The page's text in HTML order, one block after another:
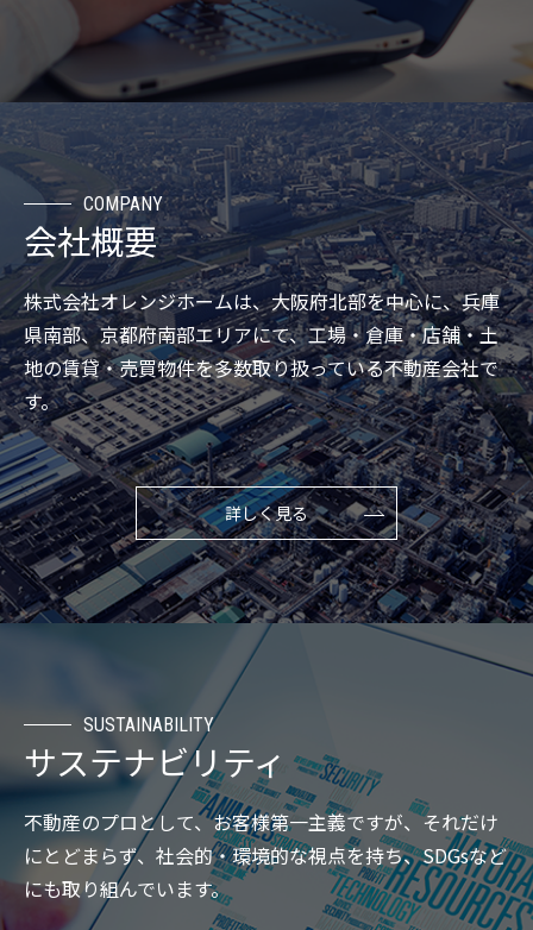
COMPANY
会社概要
株式会社オレンジホームは、大阪府北部を中心に、兵庫
県南部、京都府南部エリアにて、工場・倉庫・店舗・土
地の賃貸・売買物件を多数取り扱っている不動産会社で
す。
詳しく見る
SUSTAINABILITY
サステナビリティ
不動産のプロとして、お客様第一主義ですが、それだけ
にとどまらず、社会的・環境的な視点を持ち、SDGsなど
にも取り組んでいます。